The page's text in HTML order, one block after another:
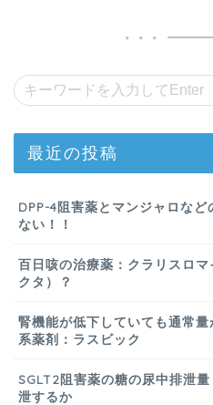
最近の投稿
DPP-4阻害薬とマンジャロなど
ない！！
百日咳の治療薬：クラリスロ
クタ）？
腎機能が低下していても通常
系薬剤：ラスビック
SGLT2阻害薬の糖の尿中排泄
泄するか